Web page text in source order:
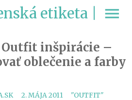
etiketa | menu
Outfit inšpirácie –
oblečenie a farby
2. MÁJA 2011 CATEGORIES
"OUTFIT"